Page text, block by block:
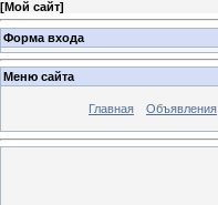
[Мой сайт]
Форма входа
Меню сайта
Главная Объявления